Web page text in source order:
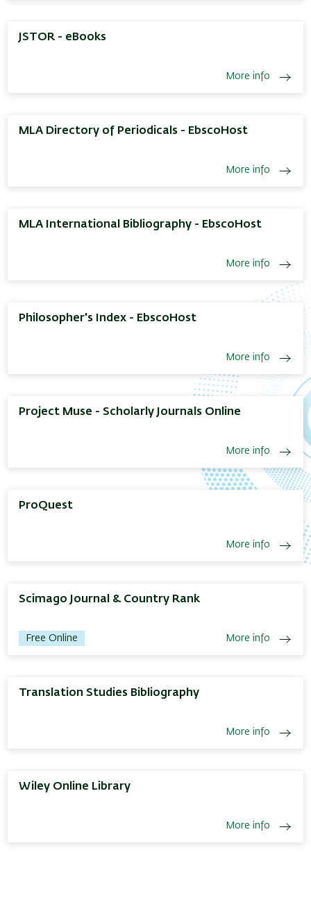
JSTOR - eBooks
More info
MLA Directory of Periodicals - EbscoHost
More info
MLA International Bibliography - EbscoHost
More info
Philosopher's Index - EbscoHost
More info
Project Muse - Scholarly Journals Online
More info
ProQuest
More info
Scimago Journal & Country Rank
Free Online More info
Translation Studies Bibliography
More info
Wiley Online Library
More info